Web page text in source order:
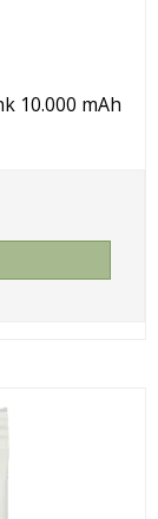
10.000 mAh